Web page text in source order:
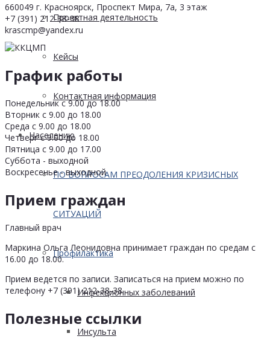
Проектная деятельность
Кейсы
Контактная информация
Населению
ПО ВОПРОСАМ ПРЕОДОЛЕНИЯ КРИЗИСНЫХ
СИТУАЦИЙ
Профилактика
Инфекционных заболеваний
Инсульта
660049 г. Красноярск, Проспект Мира, 7а, 3 этаж
+7 (391) 212-38-38
krascmp@yandex.ru
График работы
Понедельник с 9.00 до 18.00
Вторник с 9.00 до 18.00
Среда с 9.00 до 18.00
Четверг с 9.00 до 18.00
Пятница с 9.00 до 17.00
Суббота - выходной
Воскресенье - выходной
Прием граждан
Главный врач
Маркина Ольга Леонидовна принимает граждан по средам с
16.00 до 18.00.
Прием ведется по записи. Записаться на прием можно по
телефону +7 (391) 212-38-38
Полезные ссылки